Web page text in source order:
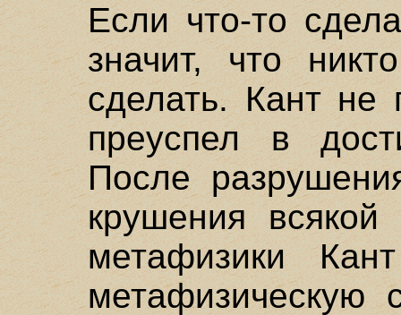
Если что-то
значит, что
сделать. Кант не
преуспел в
После
крушения всякой
метафизики
метафизическую